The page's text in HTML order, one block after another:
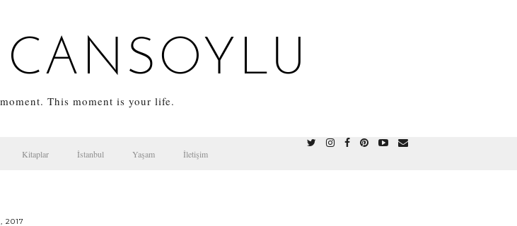
This moment is your life.
Kitaplar İstanbul Yaşam İletişim
2017